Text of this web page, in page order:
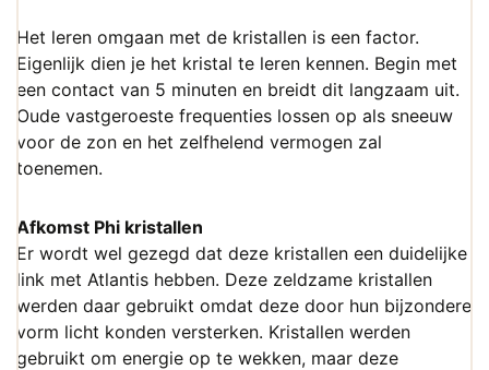
Het leren omgaan met de kristallen is een factor.
Eigenlijk dien je het kristal te leren kennen. Begin met
een contact van 5 minuten en breidt dit langzaam uit.
Oude vastgeroeste frequenties lossen op als sneeuw
voor de zon en het zelfhelend vermogen zal
toenemen.
Afkomst Phi kristallen
Er wordt wel gezegd dat deze kristallen een duidelijke
link met Atlantis hebben. Deze zeldzame kristallen
werden daar gebruikt omdat deze door hun bijzondere
vorm licht konden versterken. Kristallen werden
gebruikt om energie op te wekken, maar deze